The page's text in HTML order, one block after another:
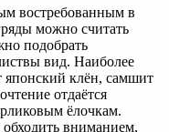
востребованным в
можно считать
подобрать
вид. Наиболее
японский клён, самшит
отдаётся
ёлочкам.
вниманием,